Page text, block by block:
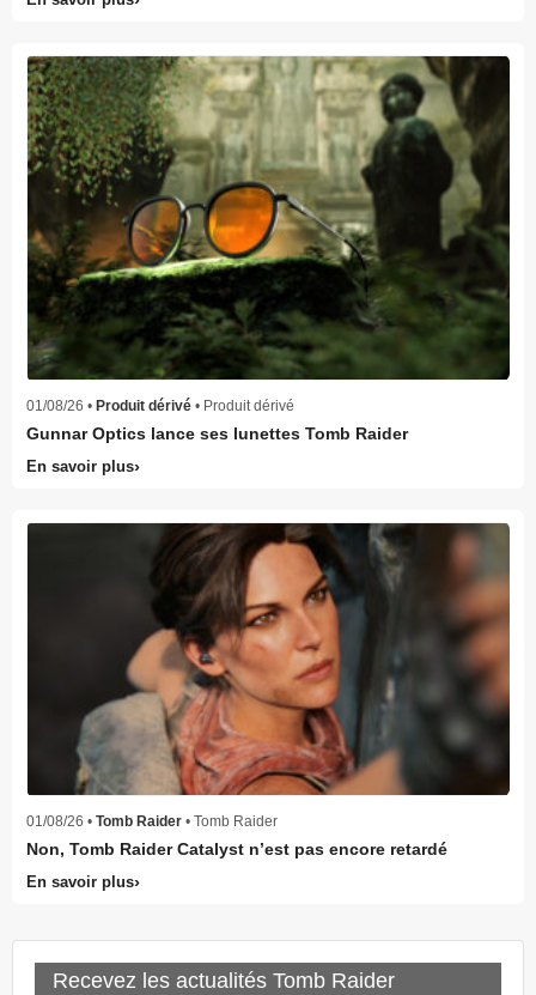
01/08/26 • Produit dérivé • Produit dérivé
Gunnar Optics lance ses lunettes Tomb Raider
En savoir plus
01/08/26 • Tomb Raider • Tomb Raider
Non, Tomb Raider Catalyst n’est pas encore retardé
En savoir plus
Recevez les actualités Tomb Raider